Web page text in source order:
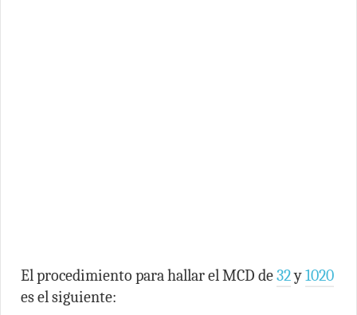
El procedimiento para hallar el MCD de32y1020
es el siguiente: